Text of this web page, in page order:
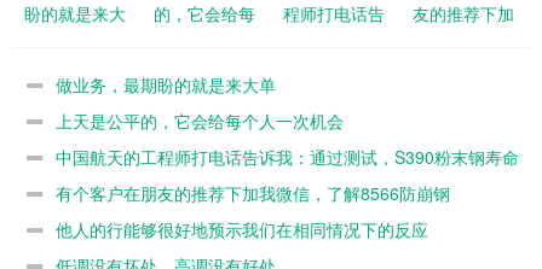
盼的就是来大
的，它会给每
程师打电话告
8566
友的推荐下加
做业务，最期盼的就是来大单
上天是公平的，它会给每个人一次机会
中国航天的工程师打电话告诉我：通过测试，S390粉末钢寿命
不如8566
有个客户在朋友的推荐下加我微信，了解8566防崩钢
他人的行能够很好地预示我们在相同情况下的反应